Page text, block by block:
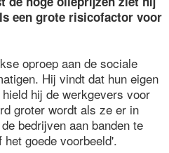
een grote risicofactor voor
oproep aan de sociale
Hij vindt dat hun eigen
hij de werkgevers voor
groter wordt als ze er in
bedrijven aan banden te
goede voorbeeld'.